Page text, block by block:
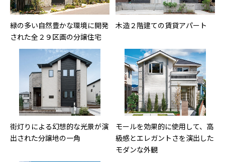
緑の多い自然豊かな環境に開発
された全２９区画の分譲住宅
木造２階建ての賃貸アパート
街灯りによる幻想的な光景が演
出された分譲地の一角
モールを効果的に使用して、高
級感とエレガントさを演出した
モダンな外観